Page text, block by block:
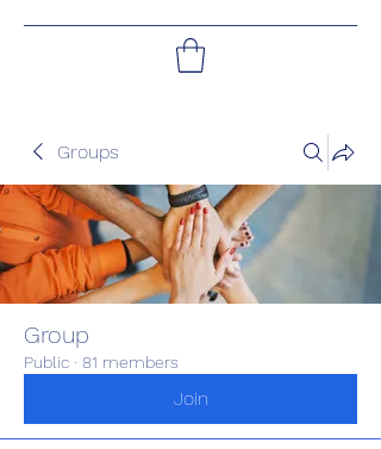
Groups
Group
Public · 81 members
Join